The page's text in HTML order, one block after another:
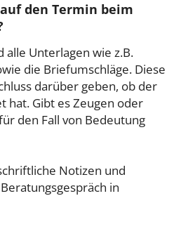
den Termin beim
alle Unterlagen wie z.B.
die Briefumschläge. Diese
darüber geben, ob der
hat. Gibt es Zeugen oder
den Fall von Bedeutung
Notizen und
in